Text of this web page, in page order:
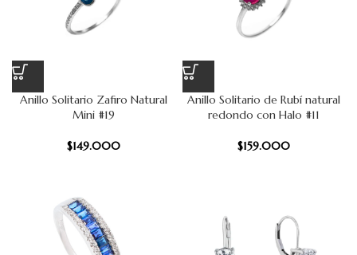
Anillo Solitario Zafiro Natural
Mini #19
$149.000
Anillo Solitario de Rubí natural
redondo con Halo #11
$159.000